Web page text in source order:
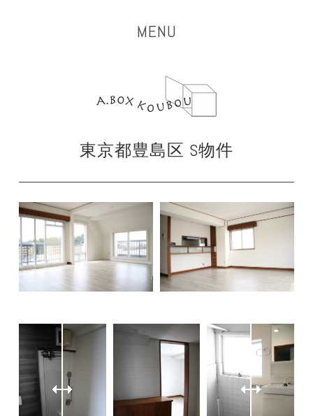
MENU
東京都豊島区 S物件